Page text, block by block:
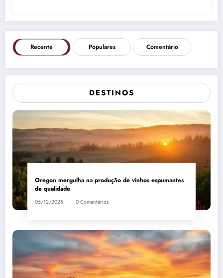
Recente Populares Comentário
DESTINOS
Oregon mergulha na produção de vinhos espumantes
de qualidade
05/12/2025 0 Comentários